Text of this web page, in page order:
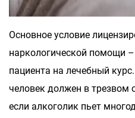
Основное условие
наркологической помощи
пациента на лечебный
человек должен в трезвом
если алкоголик пьет